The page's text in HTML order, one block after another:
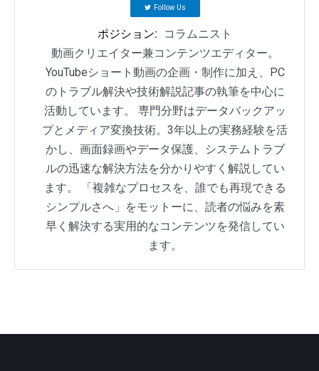
Follow Us
ポジション:
コラムニスト
動画クリエイター兼コンテンツエディター。
YouTubeショート動画の企画・制作に加え、PC
のトラブル解決や技術解説記事の執筆を中心に
活動しています。 専門分野はデータバックアッ
プとメディア変換技術。3年以上の実務経験を活
かし、画面録画やデータ保護、システムトラブ
ルの迅速な解決方法を分かりやすく解説してい
ます。 「複雑なプロセスを、誰でも再現できる
シンプルさへ」をモットーに、読者の悩みを素
早く解決する実用的なコンテンツを発信してい
ます。